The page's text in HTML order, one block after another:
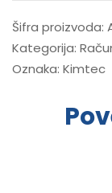
Šifra proizvoda:
Kategorija:
Oznaka: Kimtec